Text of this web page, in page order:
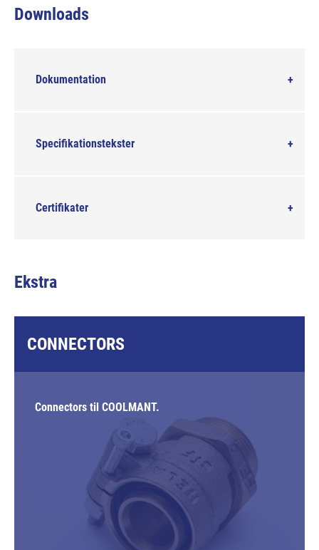
Downloads
Dokumentation
Specifikationstekster
Certifikater
Ekstra
CONNECTORS
Connectors til COOLMANT.